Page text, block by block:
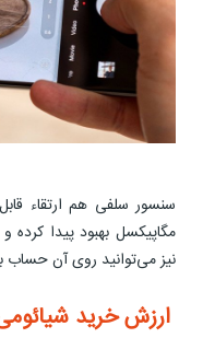
نیز می‌توانید روی آن حساب
ارزش خرید شیائومی ۱۴ تی